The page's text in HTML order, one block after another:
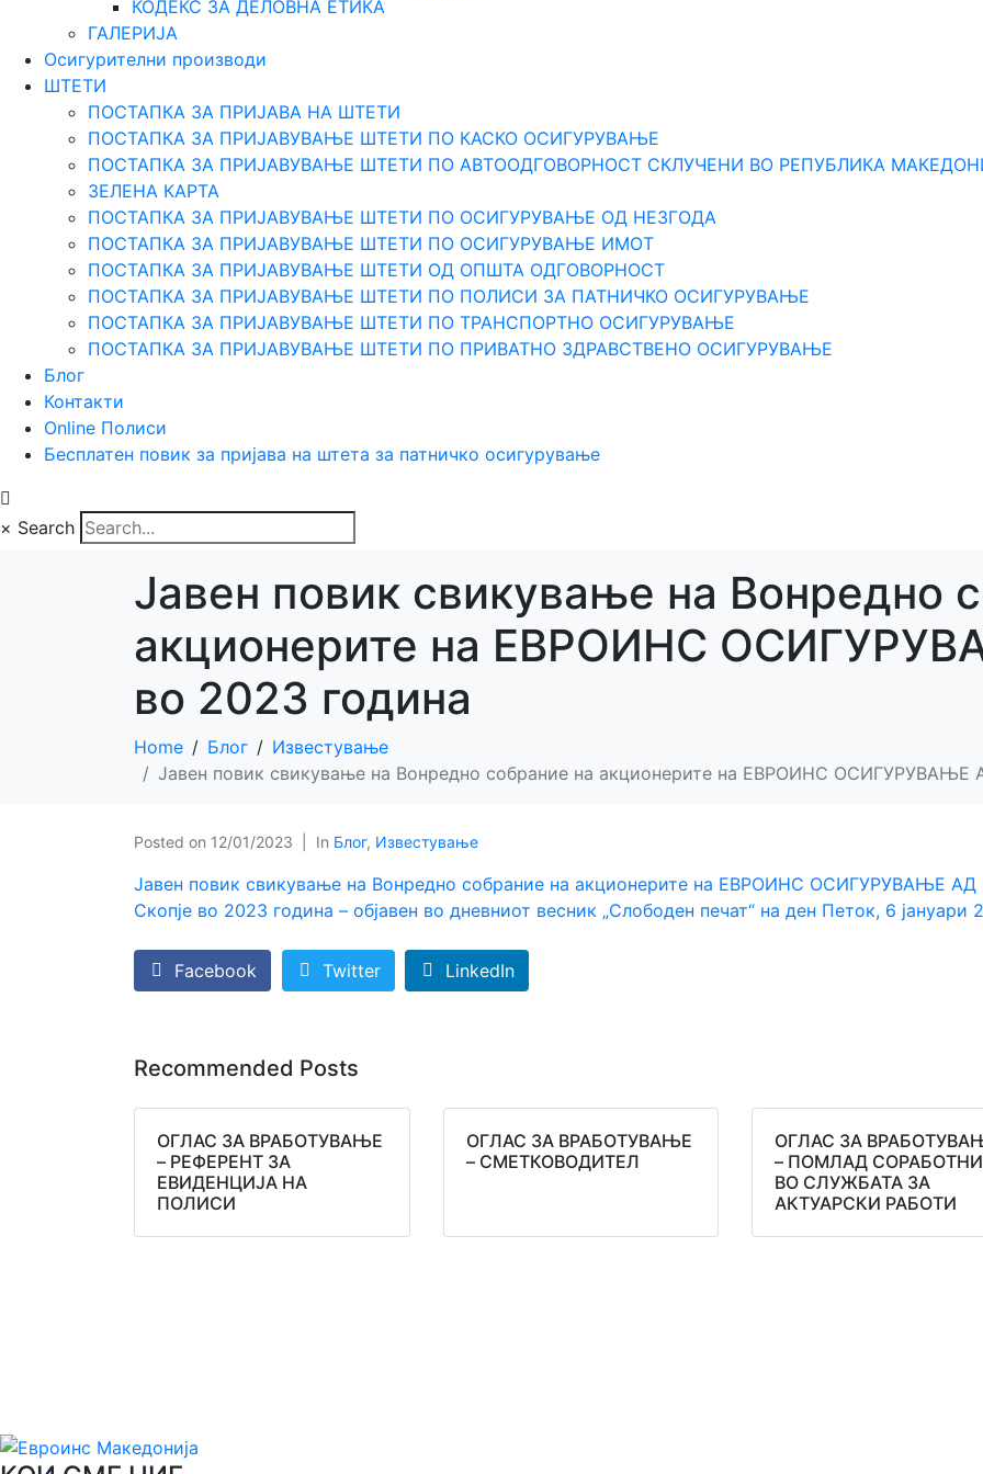
КОДЕКС ЗА ДЕЛОВНА ЕТИКА
ГАЛЕРИЈА
Осигурителни производи
ШТЕТИ
ПОСТАПКА ЗА ПРИЈАВА НА ШТЕТИ
ПОСТАПКА ЗА ПРИЈАВУВАЊЕ ШТЕТИ ПО КАСКО ОСИГУРУВАЊЕ
ПОСТАПКА ЗА ПРИЈАВУВАЊЕ ШТЕТИ ПО АВТООДГОВОРНОСТ СКЛУЧЕНИ ВО РЕПУБЛИКА
ЗЕЛЕНА КАРТА
ПОСТАПКА ЗА ПРИЈАВУВАЊЕ ШТЕТИ ПО ОСИГУРУВАЊЕ ОД НЕЗГОДА
ПОСТАПКА ЗА ПРИЈАВУВАЊЕ ШТЕТИ ПО ОСИГУРУВАЊЕ ИМОТ
ПОСТАПКА ЗА ПРИЈАВУВАЊЕ ШТЕТИ ОД ОПШТА ОДГOВОРНОСТ
ПОСТАПКА ЗА ПРИЈАВУВАЊЕ ШТЕТИ ПО ПОЛИСИ ЗА ПАТНИЧКО ОСИГУРУВАЊЕ
ПОСТАПКА ЗА ПРИЈАВУВАЊЕ ШТЕТИ ПО ТРАНСПОРТНО ОСИГУРУВАЊЕ
ПОСТАПКА ЗА ПРИЈАВУВАЊЕ ШТЕТИ ПО ПРИВАТНО ЗДРАВСТВЕНО ОСИГУРУВАЊЕ
Блог
Контакти
Online Полиси
Бесплатен повик за пријава на штета за патничко осигурување
× Search
Јавен повик свикување на Вонредно
акционерите на ЕВРОИНС
во 2023 година
Home Блог
Известување
Јавен повик свикување на Вонредно собрание на акционерите на ЕВРОИНС ОСИГУРУВАЊЕ
Posted on 12/01/2023 In Блог, Известување
Јавен повик свикување на Вонредно собрание на акционерите на ЕВРОИНС ОСИГУРУВАЊЕ АД
Скопје во 2023 година – објавен во дневниот весник „Слободен печат“ на ден Петок, 6 јануари
Facebook Twitter LinkedIn
Recommended Posts
ОГЛАС ЗА ВРАБОТУВАЊЕ
– РЕФЕРЕНТ ЗА
ЕВИДЕНЦИЈА НА
ПОЛИСИ
ОГЛАС ЗА ВРАБОТУВАЊЕ
– СМЕТКОВОДИТЕЛ
ОГЛАС ЗА
– ПОМЛАД
ВО СЛУЖБАТА ЗА
АКТУАРСКИ РАБОТИ